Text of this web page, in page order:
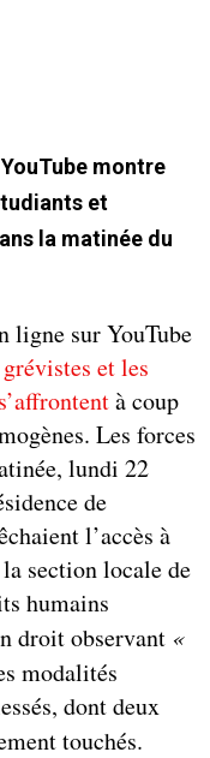
montre
et
la matinée du
ligne sur YouTube
et les
à coup
Les forces
lundi 22
de
l’accès à
section locale de
humains
droit observant «
modalités
dont deux
touchés.